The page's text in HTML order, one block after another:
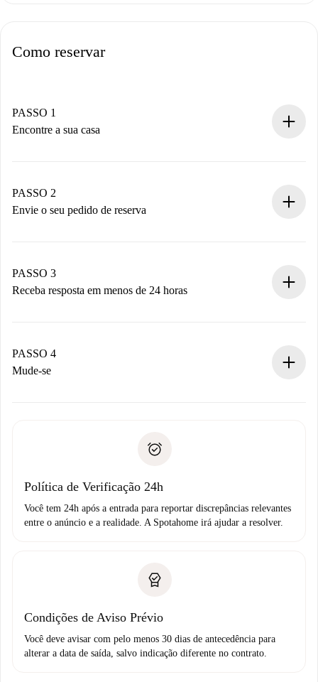
Como reservar
PASSO 1
Encontre a sua casa
Você tem todas as informações necessárias
antecipadamente.
PASSO 2
Envie o seu pedido de reserva
Não cobramos nada até que o proprietário confirme.
PASSO 3
Receba resposta em menos de 24 horas
proprietário.
Se recusada: não cobraremos nada e ofereceremos
Débito direto bancário
PASSO 4
Mude-se
não comunicar nenhum problema.
Política de Verificação 24h
Você tem 24h após a entrada para reportar discrepâncias relevantes
entre o anúncio e a realidade. A Spotahome irá ajudar a resolver.
Condições de Aviso Prévio
Você deve avisar com pelo menos 30 dias de antecedência para
alterar a data de saída, salvo indicação diferente no contrato.